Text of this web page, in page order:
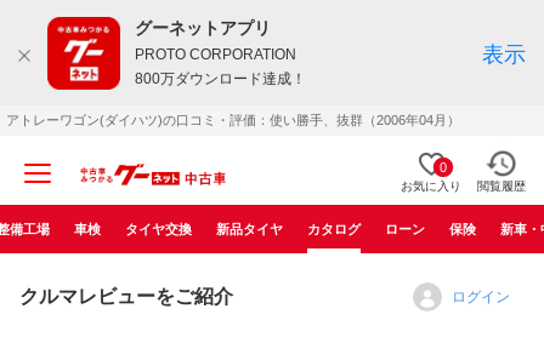
グーネットアプリ
PROTO CORPORATION
800万ダウンロード達成！
表示
アトレーワゴン(ダイハツ)の口コミ・評価：使い勝手、抜群（2006年04月）
0
お気に入り 閲覧履歴
備工場 車検 タイヤ交換 新品タイヤ カタログ ローン 保険 新車・
クルマレビューをご紹介 ログイン